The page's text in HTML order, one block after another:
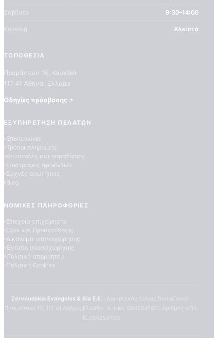
ΠΟΙΟΤΗΤΕΣ ΤΑΠΕΤΣΑΡΙΩΝ
ΕΠΕΞΗΓΗΣΗ ΣΥΜΒΟΛΩΝ
Σάββατο 9:30–14:00
Κυριακή Κλειστά
ΤΟΠΟΘΕΣΊΑ
Πραμάντων 16, Κουκάκι
117 41 Αθήνα, Ελλάδα
Οδηγίες πρόσβασης
ΕΞΥΠΗΡΈΤΗΣΗ ΠΕΛΑΤΏΝ
Επικοινωνία
Τρόποι πληρωμής
Αποστολές και παραδόσεις
Επιστροφές προϊόντων
Συχνές ερωτήσεις
Blog
ΝΟΜΙΚΈΣ ΠΛΗΡΟΦΟΡΊΕΣ
Στοιχεία επιχείρησης
Όροι και Προϋποθέσεις
Δικαίωμα υπαναχώρησης
Έντυπο υπαναχώρησης
Πολιτική απορρήτου
Πολιτική Cookies
Zervoudakis Evangelos & Sia E.E.